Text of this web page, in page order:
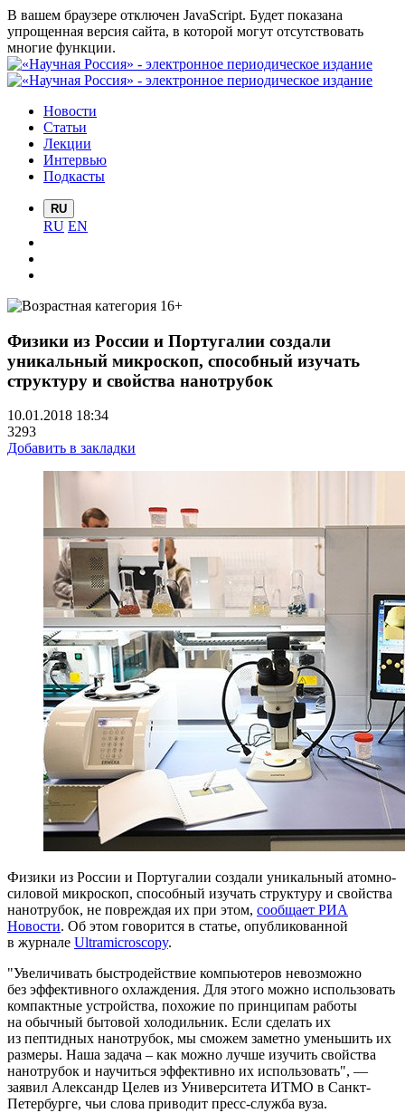
В вашем браузере отключен JavaScript. Будет показана
упрощенная версия сайта, в которой могут отсутствовать
многие функции.
Новости
Статьи
Лекции
Интервью
Подкасты
RU
RU EN
Физики из России и Португалии создали
уникальный микроскоп, способный изучать
структуру и свойства нанотрубок
10.01.2018 18:34
3293
Добавить в закладки
Физики из России и Португалии создали уникальный атомно-
силовой микроскоп, способный изучать структуру и свойства
нанотрубок, не повреждая их при этом, сообщает РИА
Новости. Об этом говорится в статье, опубликованной
в журнале Ultramicroscopy.
"Увеличивать быстродействие компьютеров невозможно
без эффективного охлаждения. Для этого можно использовать
компактные устройства, похожие по принципам работы
на обычный бытовой холодильник. Если сделать их
из пептидных нанотрубок, мы сможем заметно уменьшить их
размеры. Наша задача – как можно лучше изучить свойства
нанотрубок и научиться эффективно их использовать", —
заявил Александр Целев из Университета ИТМО в Санкт-
Петербурге, чьи слова приводит пресс-служба вуза.